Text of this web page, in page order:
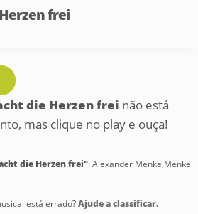
frei
die Herzen frei não está
mas clique no play e ouça!
die Herzen frei": Alexander Menke,Menke
está errado?Ajude a classificar.